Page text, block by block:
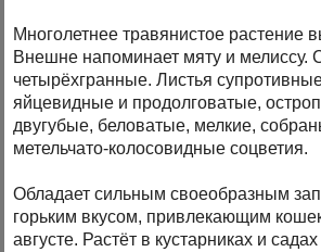
Многолетнее травянистое растение
Внешне напоминает мяту и мелиссу.
четырёхгранные. Листья
яйцевидные и продолговатые,
двугубые, беловатые, мелкие,
метельчато-колосовидные соцветия.
Обладает сильным своеобразным
горьким вкусом, привлекающим
августе. Растёт в кустарниках и